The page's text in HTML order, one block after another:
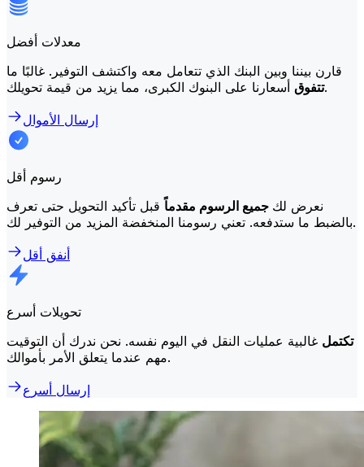
معدلات أفضل
قارن بيننا وبين البنك الذي تتعامل معه واكتشف التوفير. غالبًا ما
تتفوقأسعارنا على البنوك الكبرى، مما يزيد من قيمة تحويلك.
إرسال الأموال
رسوم أقل
نعرض لك جميع الرسوم مقدماًقبل تأكيد التحويل حتى تعرف
بالضبط ما ستدفعه. تعني رسومنا المنخفضة المزيد من التوفير لك.
أنفق أقل
تحويلات أسرع
تكتمل غالبية عمليات النقل في اليوم نفسه. نحن ندرك أن التوقيت
مهم عندما يتعلق الأمر بأموالك.
إرسال أسرع